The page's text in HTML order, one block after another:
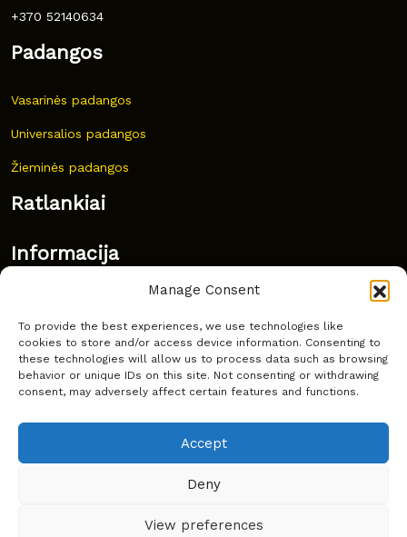
Manage Consent
To provide the best experiences, we use technologies like
cookies to store and/or access device information. Consenting to
these technologies will allow us to process data such as browsing
behavior or unique IDs on this site. Not consenting or withdrawing
consent, may adversely affect certain features and functions.
Accept
Deny
View preferences
+370 52140634
Padangos
Vasarinės padangos
Universalios padangos
Žieminės padangos
Ratlankiai
Informacija
Dažnai užduodami klausimai
Kur nusipirkti?
Privatumas
Copyright © Latakko 2024